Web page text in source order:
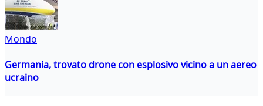
Mondo
Germania, trovato drone con esplosivo vicino a un aereo
ucraino